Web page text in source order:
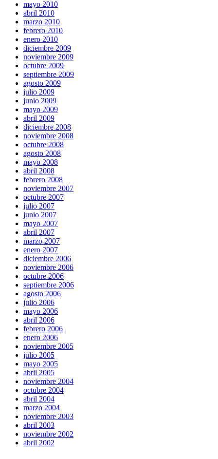
mayo 2010
abril 2010
marzo 2010
febrero 2010
enero 2010
diciembre 2009
noviembre 2009
octubre 2009
septiembre 2009
agosto 2009
julio 2009
junio 2009
mayo 2009
abril 2009
diciembre 2008
noviembre 2008
octubre 2008
agosto 2008
mayo 2008
abril 2008
febrero 2008
noviembre 2007
octubre 2007
julio 2007
junio 2007
mayo 2007
abril 2007
marzo 2007
enero 2007
diciembre 2006
noviembre 2006
octubre 2006
septiembre 2006
agosto 2006
julio 2006
mayo 2006
abril 2006
febrero 2006
enero 2006
noviembre 2005
julio 2005
mayo 2005
abril 2005
noviembre 2004
octubre 2004
abril 2004
marzo 2004
noviembre 2003
abril 2003
noviembre 2002
abril 2002